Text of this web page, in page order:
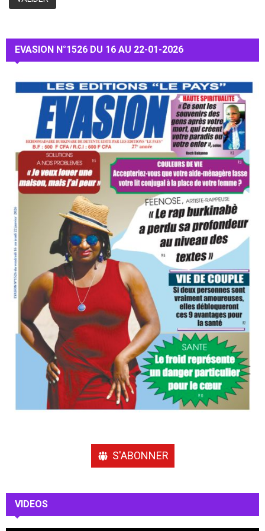
EVASION N°1526 DU 16 AU 22-01-2026
S'ABONNER
VIDEOS